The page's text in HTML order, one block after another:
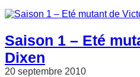
Saison 1 – Eté
Dixen
20 septembre 2010